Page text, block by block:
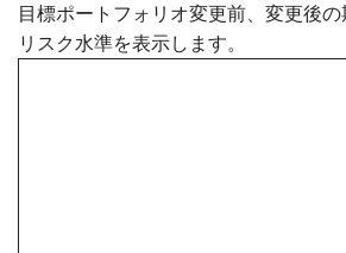
目標ポートフォリオ変更前、変更後
リスク水準を表示します。